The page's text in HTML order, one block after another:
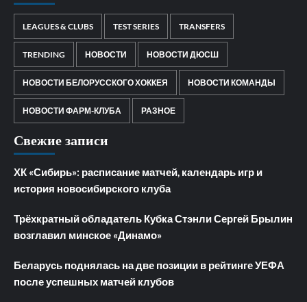
LEAGUES & CLUBS TEST SERIES TRANSFERS
TRENDING НОВОСТИ НОВОСТИ ДЮСШ
НОВОСТИ БЕЛОРУССКОГО ХОККЕЯ НОВОСТИ КОМАНДЫ
НОВОСТИ ФАРМ-КЛУБА РАЗНОЕ
Свежие записи
ХК «Сибирь»: расписание матчей, календарь игр и
история новосибирского клуба
Трёхкратный обладатель Кубка Стэнли Сергей Брылин
возглавил минское «Динамо»
Беларусь поднялась на две позиции в рейтинге УЕФА
после успешных матчей клубов